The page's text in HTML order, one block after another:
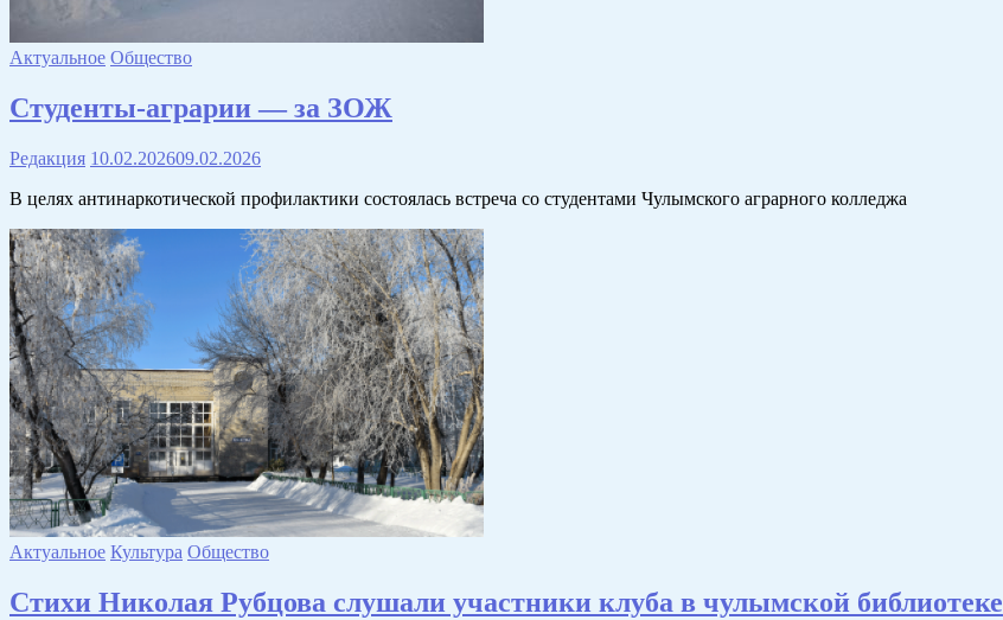
Актуальное Общество
Студенты-аграрии — за ЗОЖ
Редакция 10.02.202609.02.2026
В целях антинаркотической профилактики состоялась встреча со студентами Чулымского аграрного колледжа
Актуальное Культура Общество
Стихи Николая Рубцова слушали участники клуба в чулымской библиотеке